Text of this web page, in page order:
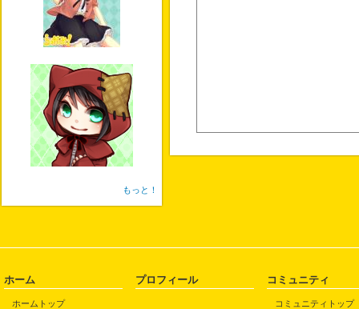
もっと！
ホーム
ホームトップ
プロフィール コミュニティ
コミュニティトップ